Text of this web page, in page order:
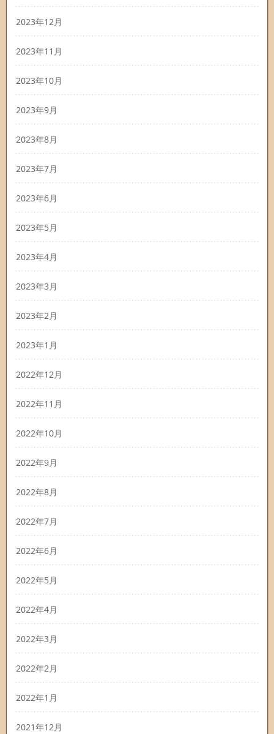
2023年12月
2023年11月
2023年10月
2023年9月
2023年8月
2023年7月
2023年6月
2023年5月
2023年4月
2023年3月
2023年2月
2023年1月
2022年12月
2022年11月
2022年10月
2022年9月
2022年8月
2022年7月
2022年6月
2022年5月
2022年4月
2022年3月
2022年2月
2022年1月
2021年12月